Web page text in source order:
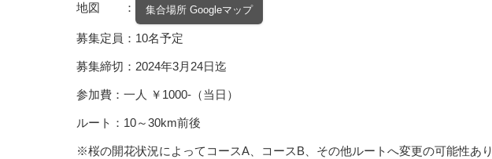
地図 ： 集合場所 Googleマップ
募集定員：10名予定
募集締切：2024年3月24日迄
参加費：一人 ￥1000-（当日）
ルート：10～30km前後
※桜の開花状況によってコースA、コースB、その他ルートへ変更の可能性あり